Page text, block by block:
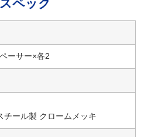
ペック
ーサー×各2
チール製 クロームメッキ